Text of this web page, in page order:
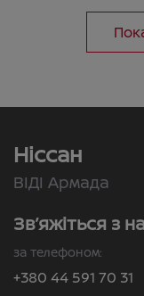
Ніссан
ВІДІ Армада
Зв’яжіться з
за телефоном:
+380 44 591 70 31